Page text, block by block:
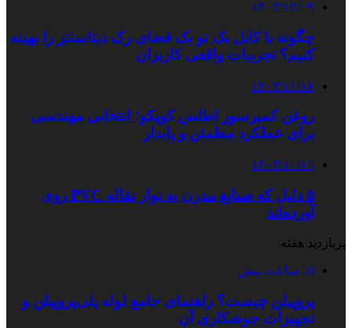
۱۴۰۳/۱۲/۰۹
چگونه با کابل بک تو بک فضای رک دیتاسنتر را بهینه
کنیم؟ تجربیات واقعی کاربران
۱۴۰۳/۱۱/۱۷
روغن کمپرسور اطلس کوپکو؛ انتخابی مهندسی
برای عملکرد مطمئن و پایدار
۱۴۰۳/۱۰/۱۱
۵ دلیل که صنایع مدرن به نوار نقاله PVC روی
آورده‌اند
پربازدید هفته
20 ساعت پیش
پروپیلن چیست؟ راهنمای جامع لوله پلی‌پروپیلن و
تجهیزات جوشکاری آن